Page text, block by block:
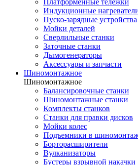
Платформенные тележки
Индукционные
Пуско-зарядные устройства
Мойки деталей
Сверлильные станки
Заточные станки
Дымогенераторы
Аксессуары и запчасти
Шиномонтажное
Шиномонтажное
Балансировочные станки
Шиномонтажные станки
Комплекты станков
Станки для правки дисков
Мойки колес
Подъемники в
Борторасширители
Вулканизаторы
Бустеры взрывной накачки